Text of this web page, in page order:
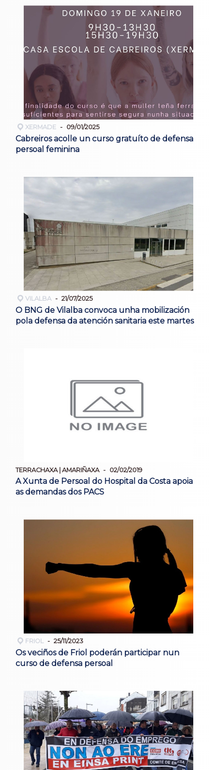
XERMADE 09/01/2025
Cabreiros acolle un curso gratuíto de defensa
persoal feminina
VILALBA 21/07/2025
O BNG de Vilalba convoca unha mobilización
pola defensa da atención sanitaria este martes
TERRACHAXA | AMARIÑAXA 02/02/2019
A Xunta de Persoal do Hospital da Costa apoia
as demandas dos PACS
FRIOL 25/11/2023
Os veciños de Friol poderán participar nun
curso de defensa persoal